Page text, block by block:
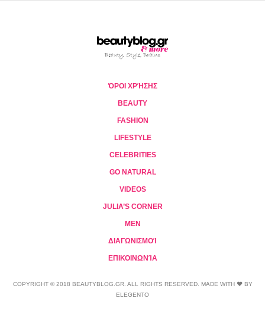
ΌΡΟΙ ΧΡΉΣΗΣ
BEAUTY
FASHION
LIFESTYLE
CELEBRITIES
GO NATURAL
VIDEOS
JULIA’S CORNER
MEN
ΔΙΑΓΩΝΙΣΜΟΊ
ΕΠΙΚΟΙΝΩΝΊΑ
COPYRIGHT © 2018 BEAUTYBLOG.GR. ALL RIGHTS RESERVED. MADE WITH ❤ BY
ELEGENTO